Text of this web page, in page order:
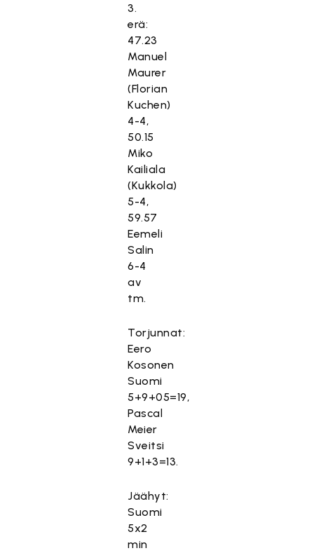
3.
erä:
47.23
Manuel
Maurer
(Florian
Kuchen)
4-4,
50.15
Miko
Kailiala
(Kukkola)
5-4,
59.57
Eemeli
Salin
6-4
av
tm.
Torjunnat:
Eero
Kosonen
Suomi
5+9+05=19,
Pascal
Meier
Sveitsi
9+1+3=13.
Jäähyt:
Suomi
5x2
min